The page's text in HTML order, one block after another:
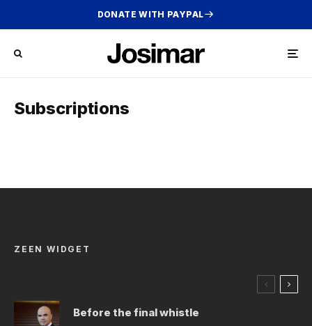
DONATE WITH PAYPAL
Subscriptions
ZEEN WIDGET
Before the final whistle